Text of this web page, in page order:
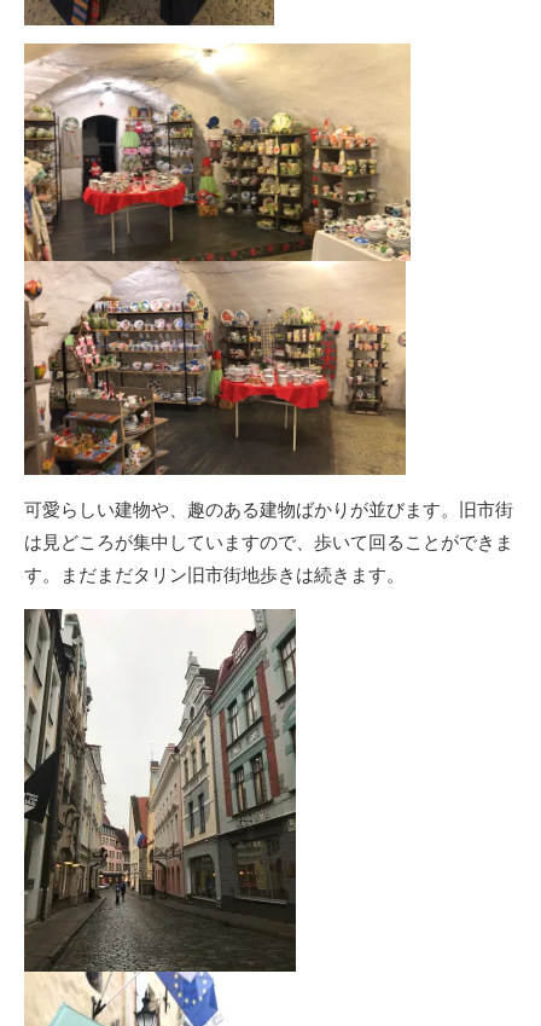
可愛らしい建物や、趣のある建物ばかりが並びます。旧市街
は見どころが集中していますので、歩いて回ることができま
す。まだまだタリン旧市街地歩きは続きます。